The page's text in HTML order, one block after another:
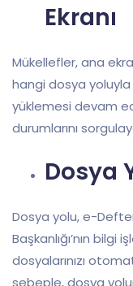
Ekranı
Mükellefler, ana
hangi dosya
yüklemesi devam
durumlarını
Dosya
Dosya yolu, e-
Başkanlığı’nın
dosyalarınızı
sebeple, dosya